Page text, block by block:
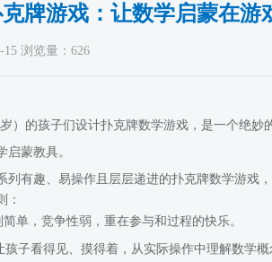
牌游戏：让数学启蒙在游
15 浏览量：626
）的孩子们设计扑克牌数学游戏，是一个绝
启蒙教具。
列有趣、易操作且层层递进的扑克牌数学游戏
：
简单，竞争性弱，重在参与和过程的快乐。
孩子看得见、摸得着，从实际操作中理解数学概